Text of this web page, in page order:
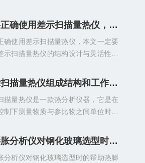
催化剂的点评，其配备的高压、常压
照不同要求进行装备。试验时，将一
催化剂评价装置在反响器内，在特定
由某种与想要测量的样品性能无关的
成的效应，并非由样品直接产生。a)
坩埚传热的突然改变。原因有：1)不
状的样品在坩埚中倒塌。2)第1次加
熔融前卷曲。熔融后，热接触又会很
于样品的蒸气压造成密封铝坩埚变
在动态温度程序中，由于铝坩埚与D
想要正确使用差示扫描量热仪，本文一定要看哦
确使用差示扫描量热仪，本文一定要
示扫描量热仪的结构设计与灵活性方
体，内嵌加热丝，外接冷却设备。银
的高导热性能确保炉体内部的温度均
集成化的电子流量控制系统，确保了
吹扫与保护气氛下的流量控制。其气
质谱用于产物气体的成分分析。为保
差示扫描量热仪组成结构和工作原理
描量热仪是一款热分析仪器，它是在
制下测量物质与参比物之间单位时间
子材料在内的固体、液体材料的熔
点、玻璃化转变、比热、结晶温度、
、纯度、反应温度、反应热等等，应
热膨胀分析仪对钢化玻璃选型时的帮助
分析仪对钢化玻璃选型时的帮助热膨